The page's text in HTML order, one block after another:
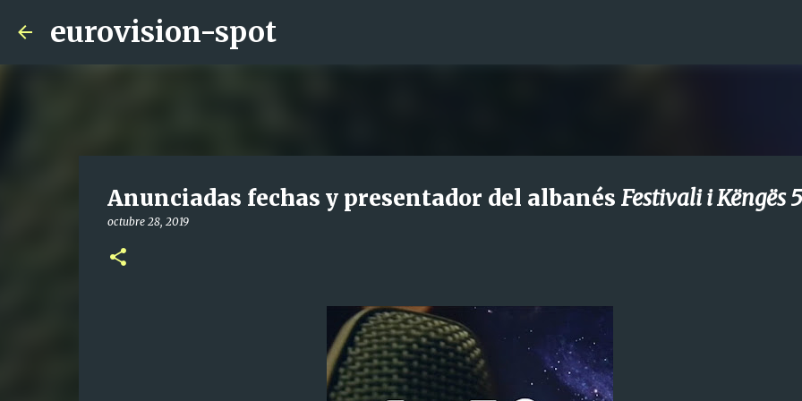
eurovision-spot
Anunciadas fechas y presentador del albanés Festivali i Këngës
octubre 28, 2019